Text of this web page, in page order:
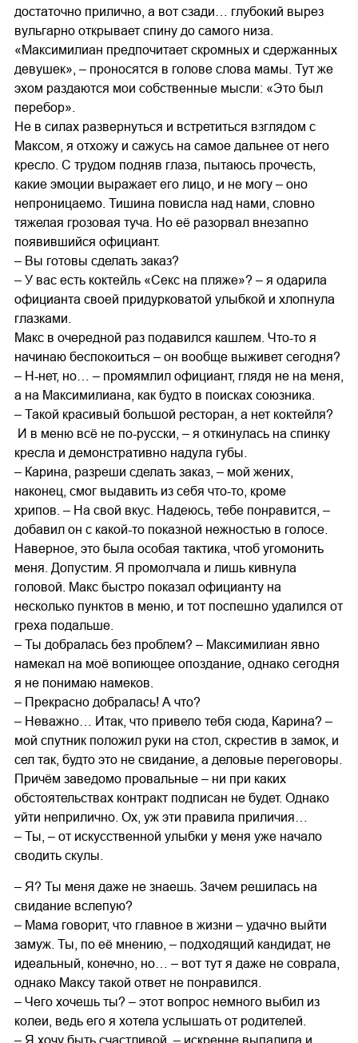
достаточно прилично, а вот сзади… глубокий вырез
вульгарно открывает спину до самого низа.
«Максимилиан предпочитает скромных и сдержанных
девушек», – проносятся в голове слова мамы. Тут же
эхом раздаются мои собственные мысли: «Это был
перебор».
Не в силах развернуться и встретиться взглядом с
Максом, я отхожу и сажусь на самое дальнее от него
кресло. С трудом подняв глаза, пытаюсь прочесть,
какие эмоции выражает его лицо, и не могу – оно
непроницаемо. Тишина повисла над нами, словно
тяжелая грозовая туча. Но её разорвал внезапно
появившийся официант.
– Вы готовы сделать заказ?
– У вас есть коктейль «Секс на пляже»? – я одарила
официанта своей придурковатой улыбкой и хлопнула
глазками.
Макс в очередной раз подавился кашлем. Что-то я
начинаю беспокоиться – он вообще выживет сегодня?
– Н-нет, но… – промямлил официант, глядя не на меня,
а на Максимилиана, как будто в поисках союзника.
– Такой красивый большой ресторан, а нет коктейля?
И в меню всё не по-русски, – я откинулась на спинку
кресла и демонстративно надула губы.
– Карина, разреши сделать заказ, – мой жених,
наконец, смог выдавить из себя что-то, кроме
хрипов. – На свой вкус. Надеюсь, тебе понравится, –
добавил он с какой-то показной нежностью в голосе.
Наверное, это была особая тактика, чтоб угомонить
меня. Допустим. Я промолчала и лишь кивнула
головой. Макс быстро показал официанту на
несколько пунктов в меню, и тот поспешно удалился от
греха подальше.
– Ты добралась без проблем? – Максимилиан явно
намекал на моё вопиющее опоздание, однако сегодня
я не понимаю намеков.
– Прекрасно добралась! А что?
– Неважно… Итак, что привело тебя сюда, Карина? –
мой спутник положил руки на стол, скрестив в замок, и
сел так, будто это не свидание, а деловые переговоры.
Причём заведомо провальные – ни при каких
обстоятельствах контракт подписан не будет. Однако
уйти неприлично. Ох, уж эти правила приличия…
– Ты, – от искусственной улыбки у меня уже начало
сводить скулы.
– Я? Ты меня даже не знаешь. Зачем решилась на
свидание вслепую?
– Мама говорит, что главное в жизни – удачно выйти
замуж. Ты, по её мнению, – подходящий кандидат, не
идеальный, конечно, но… – вот тут я даже не соврала,
однако Максу такой ответ не понравился.
– Чего хочешь ты? – этот вопрос немного выбил из
колеи, ведь его я хотела услышать от родителей.
– Я хочу быть счастливой, – искренне выпалила и